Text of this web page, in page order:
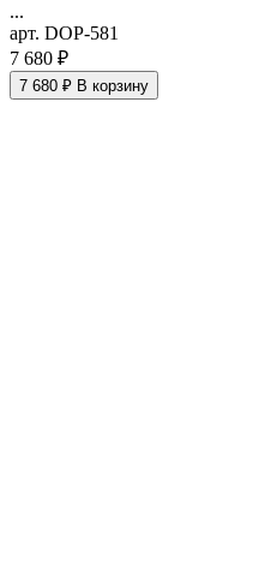
...
арт. DOP-581
7 680 ₽
7 680 ₽ В корзину